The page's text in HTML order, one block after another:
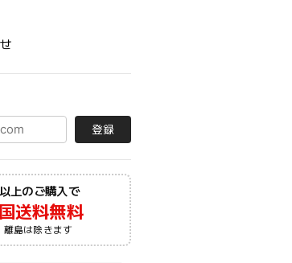
登録
上のご購入で
送料無料
離島は除きます